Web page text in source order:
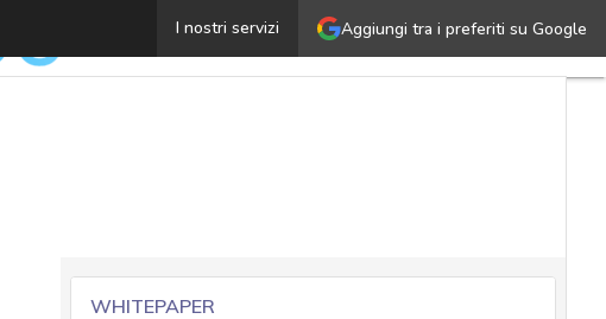
Aggiungi tra i preferiti su Google
I nostri servizi
Aggiornamenti Android maggio 2023, corretta una
WHITEPAPER